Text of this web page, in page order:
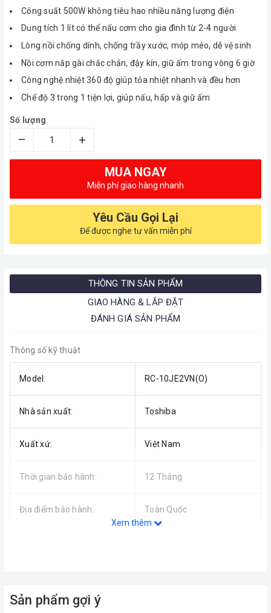
Công suất 500W không tiêu hao nhiều năng lượng điện
Dung tích 1 lít có thể nấu cơm cho gia đình từ 2-4 người
Lòng nồi chống dính, chống trầy xước, móp méo, dễ vệ sinh
Nồi cơm nắp gài chắc chắn, đậy kín, giữ ấm trong vòng 6 giờ
Công nghệ nhiệt 360 độ giúp tỏa nhiệt nhanh và đều hơn
Chế độ 3 trong 1 tiện lợi, giúp nấu, hấp và giữ ấm
Số lượng
– +
MUA NGAY
Miễn phí giao hàng nhanh
Yêu Cầu Gọi Lại
Để được nghe tư vấn miễn phí
THÔNG TIN SẢN PHẨM
GIAO HÀNG & LẮP ĐẶT
ĐÁNH GIÁ SẢN PHẨM
Thông số kỹ thuật
Model: RC-10JE2VN(O)
Nhà sản xuất: Toshiba
Xuất xứ: Việt Nam
Thời gian bảo hành: 12 Tháng
Địa điểm bảo hành: Toàn Quốc
Công suất:
Xem thêm
Sản phẩm gợi ý